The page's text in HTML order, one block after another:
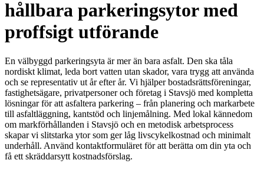
hållbara parkeringsytor med
proffsigt utförande
En välbyggd parkeringsyta är mer än bara asfalt. Den ska tåla
nordiskt klimat, leda bort vatten utan skador, vara trygg att använda
och se representativ ut år efter år. Vi hjälper bostadsrättsföreningar,
fastighetsägare, privatpersoner och företag i Stavsjö med kompletta
lösningar för att asfaltera parkering – från planering och markarbete
till asfaltläggning, kantstöd och linjemålning. Med lokal kännedom
om markförhållanden i Stavsjö och en metodisk arbetsprocess
skapar vi slitstarka ytor som ger låg livscykelkostnad och minimalt
underhåll. Använd kontaktformuläret för att berätta om din yta och
få ett skräddarsytt kostnadsförslag.